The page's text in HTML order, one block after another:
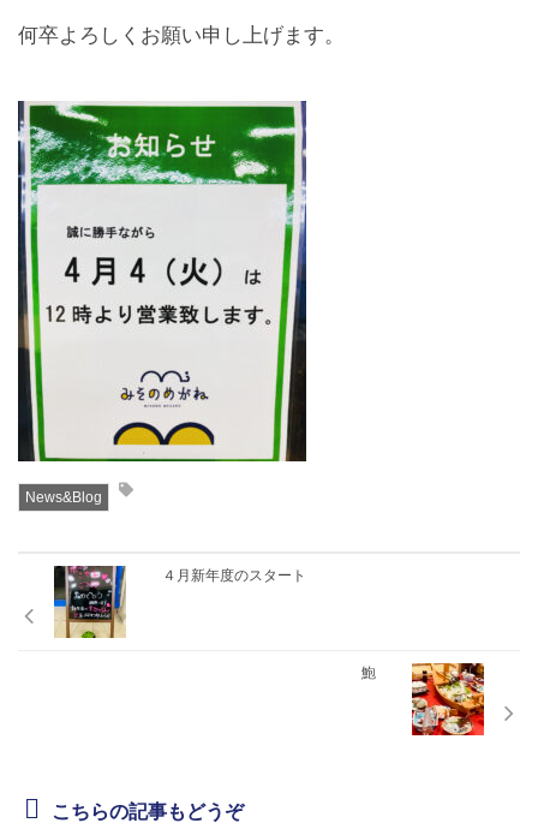
何卒よろしくお願い申し上げます。
News&Blog
４月新年度のスタート
鮑
こちらの記事もどうぞ